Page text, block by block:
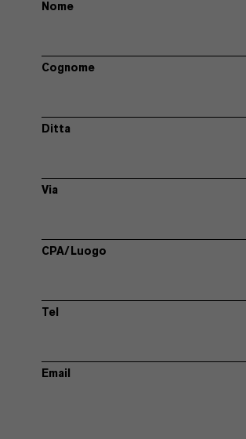
Nome
Cognome
Ditta
Via
CPA/Luogo
Tel
Email